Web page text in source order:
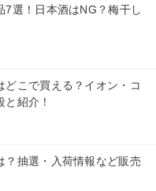
7選！日本酒はNG？梅干し
どこで買える？イオン・コ
紹介！
？抽選・入荷情報など販売